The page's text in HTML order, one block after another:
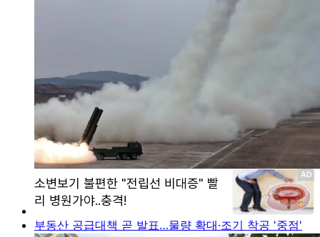
부동산 공급대책 곧 발표…물량 확대·조기 착공 '중점'